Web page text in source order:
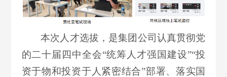
本次人才选拔，是集团公司认真贯彻党
的二十届四中全会“统筹人才强国建设”“投
资于物和投资于人紧密结合”部署、落实国